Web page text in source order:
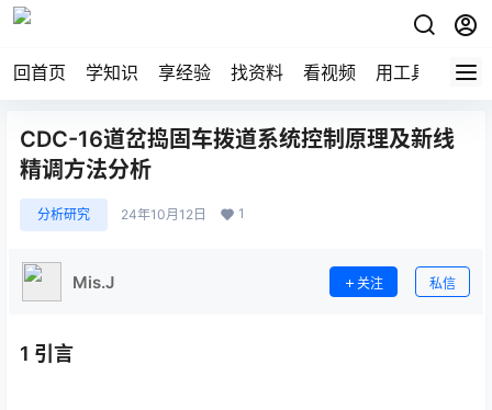
回首页 学知识 享经验 找资料 看视频 用工具 论技
CDC-16道岔捣固车拨道系统控制原理及新线
精调方法分析
分析研究 24年10月12日 1
Mis.J 关注 私信
1 引言